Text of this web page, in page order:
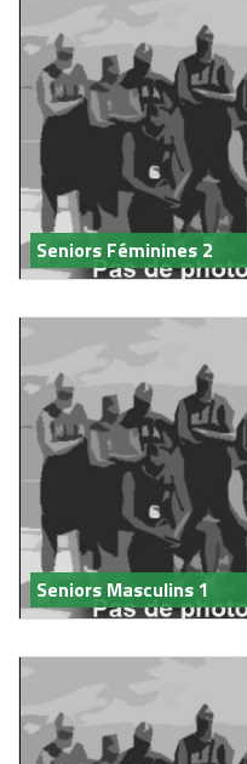
Seniors Féminines 2
Seniors Masculins 1